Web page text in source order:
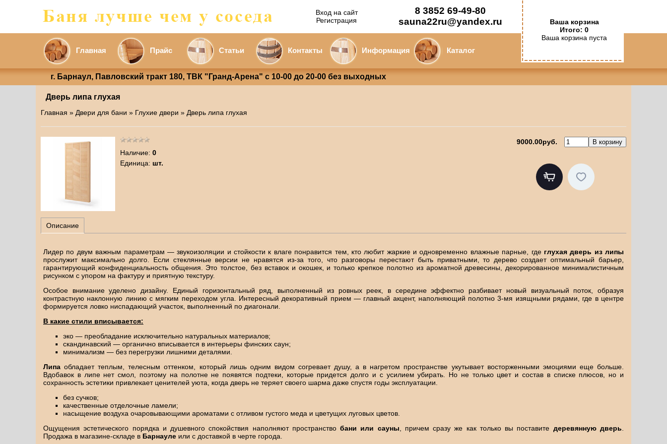
Вход на сайт
Регистрация
8 3852 69-49-80
sauna22ru@yandex.ru
Главная Прайс Статьи Контакты Информация Каталог
Ваша корзина
Итого: 0
Ваша корзина пуста
г. Барнаул, Павловский тракт 180, ТВК "Гранд-Арена" с 10-00 до 20-00 без выходных
Дверь липа глухая
Главная » Двери для бани » Глухие двери » Дверь липа глухая
9000.00руб.
Наличие: 0
Единица: шт.
Описание
Лидер по двум важным параметрам — звукоизоляции и стойкости к влаге понравится тем, кто любит жаркие и одновременно влажные парные, где глухая дверь из липы
прослужит максимально долго. Если стеклянные версии не нравятся из-за того, что разговоры перестают быть приватными, то дерево создает оптимальный барьер,
гарантирующий конфиденциальность общения. Это толстое, без вставок и окошек, и только крепкое полотно из ароматной древесины, декорированное минималистичным
рисунком с упором на фактуру и приятную текстуру.
Особое внимание уделено дизайну. Единый горизонтальный ряд, выполненный из ровных реек, в середине эффектно разбивает новый визуальный поток, образуя
контрастную наклонную линию с мягким переходом угла. Интересный декоративный прием — главный акцент, наполняющий полотно 3-мя изящными рядами, где в центре
формируется ловко ниспадающий участок, выполненный по диагонали.
В какие стили вписывается:
эко — преобладание исключительно натуральных материалов;
скандинавский — органично вписывается в интерьеры финских саун;
минимализм — без перегрузки лишними деталями.
Липаобладает теплым, телесным оттенком, который лишь одним видом согревает душу, а в нагретом пространстве укутывает восторженными эмоциями еще больше.
Вдобавок в липе нет смол, поэтому на полотне не появятся подтеки, которые придется долго и с усилием убирать. Но не только цвет и состав в списке плюсов, но и
сохранность эстетики привлекает ценителей уюта, когда дверь не теряет своего шарма даже спустя годы эксплуатации.
без сучков;
качественные отделочные ламели;
насыщение воздуха очаровывающими ароматами с отливом густого меда и цветущих луговых цветов.
Ощущения эстетического порядка и душевного спокойствия наполняют пространствобани или сауны , причем сразу же как только вы поставите деревянную дверь
Продажа в магазине-складе в Барнауле или с доставкой в черте города.